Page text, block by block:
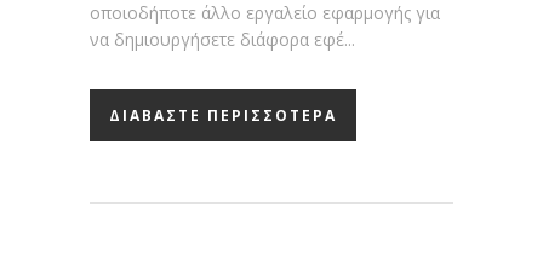
οποιοδήποτε άλλο εργαλείο εφαρμογής για
να δημιουργήσετε διάφορα εφέ...
ΔΙΑΒΑΣΤΕ ΠΕΡΙΣΣΟΤΕΡΑ